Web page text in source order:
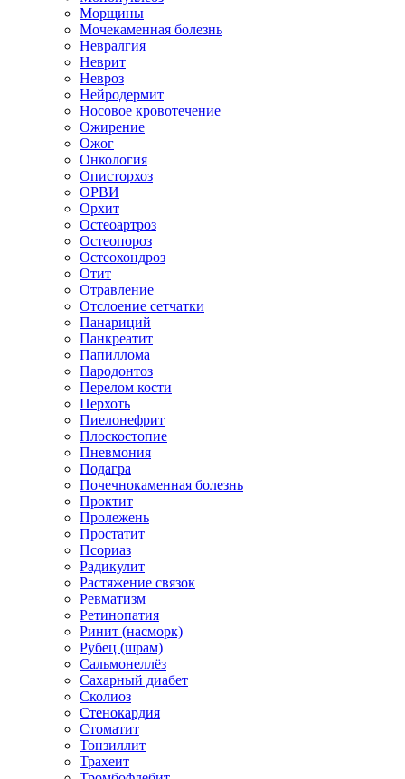
Морщины
Мочекаменная болезнь
Невралгия
Неврит
Невроз
Нейродермит
Носовое кровотечение
Ожирение
Ожог
Онкология
Описторхоз
ОРВИ
Орхит
Остеоартроз
Остеопороз
Остеохондроз
Отит
Отравление
Отслоение сетчатки
Панариций
Панкреатит
Папиллома
Пародонтоз
Перелом кости
Перхоть
Пиелонефрит
Плоскостопие
Пневмония
Подагра
Почечнокаменная болезнь
Проктит
Пролежень
Простатит
Псориаз
Радикулит
Растяжение связок
Ревматизм
Ретинопатия
Ринит (насморк)
Рубец (шрам)
Сальмонеллёз
Сахарный диабет
Сколиоз
Стенокардия
Стоматит
Тонзиллит
Трахеит